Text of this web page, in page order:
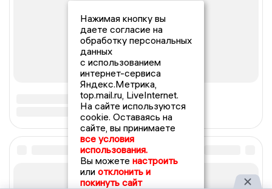
Нажимая кнопку вы
даете согласие на
обработку персональных
данных
с использованием
интернет-сервиса
Яндекс.Метрика,
top.mail.ru, LiveInternet.
На сайте используются
cookie. Оставаясь на
сайте, вы принимаете
все условия
использования.
Вы можете настроить
или отклонить и
покинуть сайт